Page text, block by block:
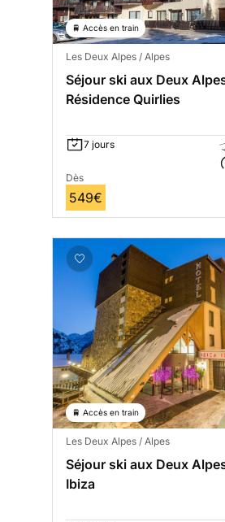
🚆 Accès en train
Les Deux Alpes / Alpes
Séjour ski aux Deux
Résidence Quirlies
7 jours
Dès
549€
🚆 Accès en train
Les Deux Alpes / Alpes
Séjour ski aux Deux
Ibiza